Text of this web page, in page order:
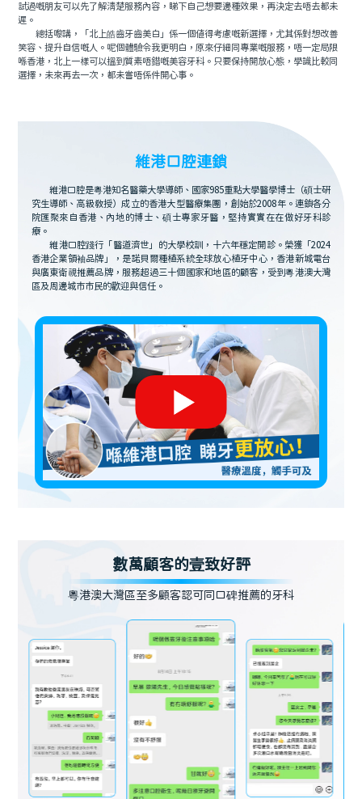
試過嘅朋友可以先了解清楚服務內容，睇下自己想要邊種效果，再決定去唔去都未
遲。
總括嚟講，「北上皓齒牙齒美白」係一個值得考慮嘅新選擇，尤其係對想改善
笑容、提升自信嘅人。呢個體驗令我更明白，原來仔細同專業嘅服務，唔一定局限
喺香港，北上一樣可以搵到質素唔錯嘅美容牙科。只要保持開放心態，學識比較同
選擇，未來再去一次，都未嘗唔係件開心事。
維港口腔連鎖
維港口腔是粵港知名醫藥大學導師、國家985重點大學醫學博士（碩士研
究生導師、高級教授）成立的香港大型醫療集團，創始於2008年。連鎖各分
院匯聚來自香港、內地的博士、碩士專家牙醫，堅持實實在在做好牙科診
療。
維港口腔踐行「醫道濟世」的大學校訓，十六年穩定開診。榮獲「2024
香港企業領袖品牌」，是諾貝爾種植系統全球放心植牙中心，香港新城電台
與廣東衛視推薦品牌，服務超過三十個國家和地區的顧客，受到粵港澳大灣
區及周邊城市市民的歡迎與信任。
數萬顧客的壹致好評
粵港澳大灣區至多顧客認可同口碑推薦的牙科